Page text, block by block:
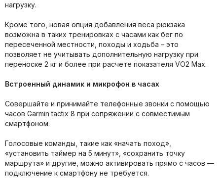
нагрузку.
Кроме того, новая опция добавления веса рюкзака
возможна в таких тренировках с часами как бег по
пересеченной местности, походы и ходьба – это
позволяет не учитывать дополнительную нагрузку при
переноске 2 кг и более при расчете показателя VO2 Max.
Встроенный динамик и микрофон в часах
Совершайте и принимайте телефонные звонки с помощью
часов Garmin tactix 8 при сопряжении с совместимым
смартфоном.
Голосовые команды, такие как «начать поход»,
«установить таймер на 5 минут», «сохранить точку
маршрута» и другие, можно активировать прямо с часов —
подключение к смартфону не требуется.